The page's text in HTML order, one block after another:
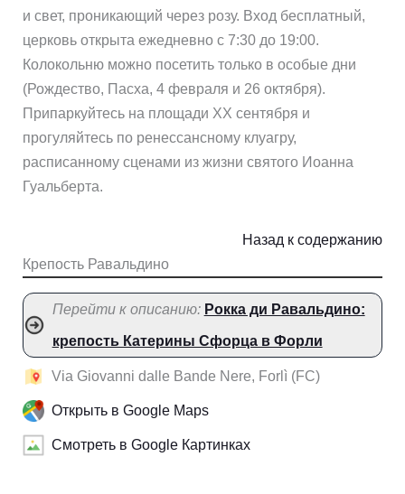
и свет, проникающий через розу. Вход бесплатный,
церковь открыта ежедневно с 7:30 до 19:00.
Колокольню можно посетить только в особые дни
(Рождество, Пасха, 4 февраля и 26 октября).
Припаркуйтесь на площади XX сентября и
прогуляйтесь по ренессансному клуагру,
расписанному сценами из жизни святого Иоанна
Гуальберта.
Крепость Равальдино
Назад к содержанию
Перейти к описанию: Рокка ди Равальдино:
крепость Катерины Сфорца в Форли
Via Giovanni dalle Bande Nere, Forlì (FC)
Открыть в Google Maps
Смотреть в Google Картинках